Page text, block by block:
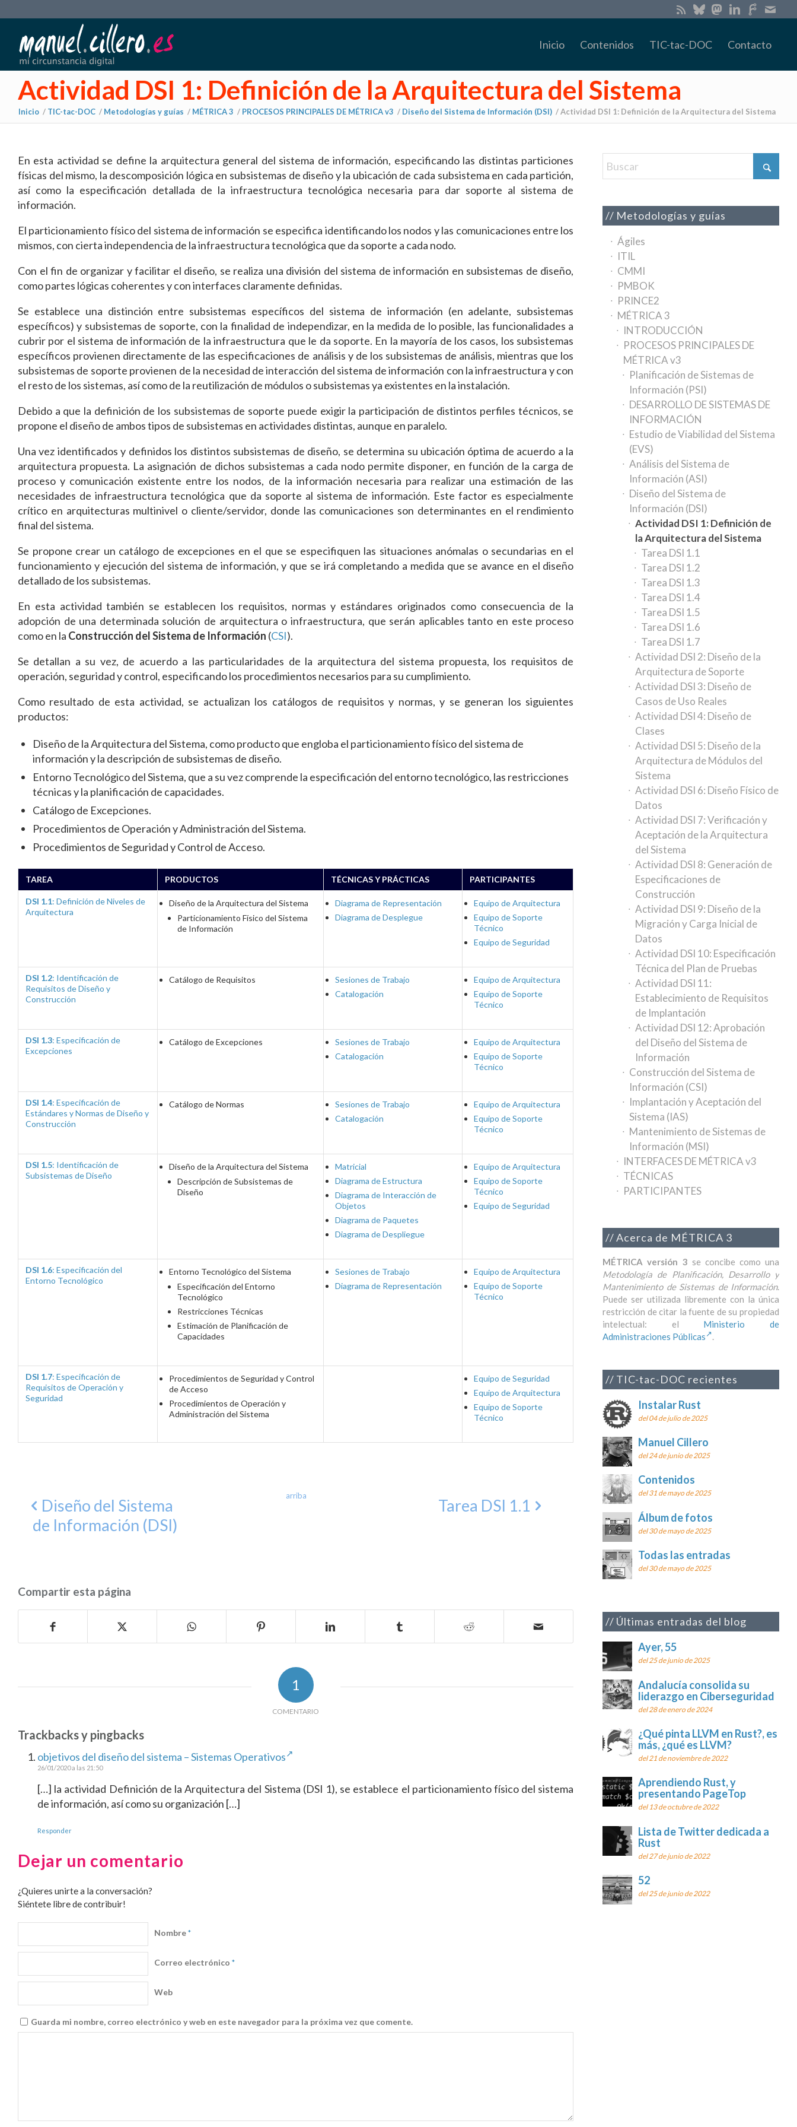
Inicio Contenidos TIC-tac-DOC Contacto
Actividad DSI 1: Definición de la Arquitectura del Sistema
Inicio / TIC-tac-DOC / Metodologías y guías / MÉTRICA 3 / PROCESOS PRINCIPALES DE MÉTRICA v3 / Diseño del Sistema de Información (DSI) /Actividad DSI 1: Definición de la Arquitectura del Sistema
En esta actividad se define la arquitectura general del sistema de información, especificando las distintas particiones
físicas del mismo, la descomposición lógica en subsistemas de diseño y la ubicación de cada subsistema en cada partición,
así como la especificación detallada de la infraestructura tecnológica necesaria para dar soporte al sistema de
información.
El particionamiento físico del sistema de información se especifica identificando los nodos y las comunicaciones entre los
mismos, con cierta independencia de la infraestructura tecnológica que da soporte a cada nodo.
Con el fin de organizar y facilitar el diseño, se realiza una división del sistema de información en subsistemas de diseño,
como partes lógicas coherentes y con interfaces claramente definidas.
Se establece una distinción entre subsistemas específicos del sistema de información (en adelante, subsistemas
específicos) y subsistemas de soporte, con la finalidad de independizar, en la medida de lo posible, las funcionalidades a
cubrir por el sistema de información de la infraestructura que le da soporte. En la mayoría de los casos, los subsistemas
específicos provienen directamente de las especificaciones de análisis y de los subsistemas de análisis, mientras que los
subsistemas de soporte provienen de la necesidad de interacción del sistema de información con la infraestructura y con
el resto de los sistemas, así como de la reutilización de módulos o subsistemas ya existentes en la instalación.
Debido a que la definición de los subsistemas de soporte puede exigir la participación de distintos perfiles técnicos, se
propone el diseño de ambos tipos de subsistemas en actividades distintas, aunque en paralelo.
Una vez identificados y definidos los distintos subsistemas de diseño, se determina su ubicación óptima de acuerdo a la
arquitectura propuesta. La asignación de dichos subsistemas a cada nodo permite disponer, en función de la carga de
proceso y comunicación existente entre los nodos, de la información necesaria para realizar una estimación de las
necesidades de infraestructura tecnológica que da soporte al sistema de información. Este factor es especialmente
crítico en arquitecturas multinivel o cliente/servidor, donde las comunicaciones son determinantes en el rendimiento
final del sistema.
Se propone crear un catálogo de excepciones en el que se especifiquen las situaciones anómalas o secundarias en el
funcionamiento y ejecución del sistema de información, y que se irá completando a medida que se avance en el diseño
detallado de los subsistemas.
En esta actividad también se establecen los requisitos, normas y estándares originados como consecuencia de la
adopción de una determinada solución de arquitectura o infraestructura, que serán aplicables tanto en este proceso
como en la Construcción del Sistema de Información (CSI).
Se detallan a su vez, de acuerdo a las particularidades de la arquitectura del sistema propuesta, los requisitos de
operación, seguridad y control, especificando los procedimientos necesarios para su cumplimiento.
Como resultado de esta actividad, se actualizan los catálogos de requisitos y normas, y se generan los siguientes
productos:
Diseño de la Arquitectura del Sistema, como producto que engloba el particionamiento físico del sistema de
información y la descripción de subsistemas de diseño.
Entorno Tecnológico del Sistema, que a su vez comprende la especificación del entorno tecnológico, las restricciones
técnicas y la planificación de capacidades.
Catálogo de Excepciones.
Procedimientos de Operación y Administración del Sistema.
Procedimientos de Seguridad y Control de Acceso.
TAREA PRODUCTOS TÉCNICAS Y PRÁCTICAS PARTICIPANTES
DSI 1.1: Definición de Niveles de
Arquitectura
Diseño de la Arquitectura del Sistema
Particionamiento Físico del Sistema
de Información
Diagrama de Representación
Diagrama de Desplegue
Equipo de Arquitectura
Equipo de Soporte
Técnico
Equipo de Seguridad
DSI 1.2: Identificación de
Requisitos de Diseño y
Construcción
Catálogo de Requisitos
Sesiones de Trabajo
Catalogación
Equipo de Arquitectura
Equipo de Soporte
Técnico
DSI 1.3: Especificación de
Excepciones
Catálogo de Excepciones
Sesiones de Trabajo
Catalogación
Equipo de Arquitectura
Equipo de Soporte
Técnico
DSI 1.4: Especificación de
Estándares y Normas de Diseño y
Construcción
Catálogo de Normas
Sesiones de Trabajo
Catalogación
Equipo de Arquitectura
Equipo de Soporte
Técnico
DSI 1.5: Identificación de
Subsistemas de Diseño
Diseño de la Arquitectura del Sistema
Descripción de Subsistemas de
Diseño
Matricial
Diagrama de Estructura
Diagrama de Interacción de
Objetos
Diagrama de Paquetes
Diagrama de Despliegue
Equipo de Arquitectura
Equipo de Soporte
Técnico
Equipo de Seguridad
DSI 1.6: Especificación del
Entorno Tecnológico
Entorno Tecnológico del Sistema
Especificación del Entorno
Tecnológico
Restricciones Técnicas
Estimación de Planificación de
Capacidades
Sesiones de Trabajo
Diagrama de Representación
Equipo de Arquitectura
Equipo de Soporte
Técnico
DSI 1.7: Especificación de
Requisitos de Operación y
Seguridad
Procedimientos de Seguridad y Control
de Acceso
Procedimientos de Operación y
Administración del Sistema
Equipo de Seguridad
Equipo de Arquitectura
Equipo de Soporte
Técnico
Diseño del Sistema
de Información (DSI)
arriba Tarea DSI 1.1
Compartir esta página
1
COMENTARIO
Trackbacks y pingbacks
objetivos del diseño del sistema – Sistemas Operativos
26/01/2020 a las 21:50
[…] la actividad Definición de la Arquitectura del Sistema (DSI 1), se establece el particionamiento físico del sistema
de información, así como su organización […]
Responder
Dejar un comentario
¿Quieres unirte a la conversación?
Siéntete libre de contribuir!
Nombre*
Correo electrónico *
Web
Guarda mi nombre, correo electrónico y web en este navegador para la próxima vez que comente.
Metodologías y guías
Ágiles
ITIL
CMMI
PMBOK
PRINCE2
MÉTRICA 3
INTRODUCCIÓN
PROCESOS PRINCIPALES DE
MÉTRICA v3
Planificación de Sistemas de
Información (PSI)
DESARROLLO DE SISTEMAS DE
INFORMACIÓN
Estudio de Viabilidad del Sistema
(EVS)
Análisis del Sistema de
Información (ASI)
Diseño del Sistema de
Información (DSI)
Actividad DSI 1: Definición de
la Arquitectura del Sistema
Tarea DSI 1.1
Tarea DSI 1.2
Tarea DSI 1.3
Tarea DSI 1.4
Tarea DSI 1.5
Tarea DSI 1.6
Tarea DSI 1.7
Actividad DSI 2: Diseño de la
Arquitectura de Soporte
Actividad DSI 3: Diseño de
Casos de Uso Reales
Actividad DSI 4: Diseño de
Clases
Actividad DSI 5: Diseño de la
Arquitectura de Módulos del
Sistema
Actividad DSI 6: Diseño Físico de
Datos
Actividad DSI 7: Verificación y
Aceptación de la Arquitectura
del Sistema
Actividad DSI 8: Generación de
Especificaciones de
Construcción
Actividad DSI 9: Diseño de la
Migración y Carga Inicial de
Datos
Actividad DSI 10: Especificación
Técnica del Plan de Pruebas
Actividad DSI 11:
Establecimiento de Requisitos
de Implantación
Actividad DSI 12: Aprobación
del Diseño del Sistema de
Información
Construcción del Sistema de
Información (CSI)
Implantación y Aceptación del
Sistema (IAS)
Mantenimiento de Sistemas de
Información (MSI)
INTERFACES DE MÉTRICA v3
TÉCNICAS
PARTICIPANTES
Acerca de MÉTRICA 3
MÉTRICA versión 3 se concibe como una
Metodología de Planificación, Desarrollo y
Mantenimiento de Sistemas de Información.
Puede ser utilizada libremente con la única
restricción de citar la fuente de su propiedad
intelectual: el Ministerio de
Administraciones Públicas
.
TIC-tac-DOC recientes
Instalar Rust
del 04 de julio de 2025
Manuel Cillero
del 24 de junio de 2025
Contenidos
del 31 de mayo de 2025
Álbum de fotos
del 30 de mayo de 2025
Todas las entradas
del 30 de mayo de 2025
Últimas entradas del blog
Ayer, 55
del 25 de junio de 2025
Andalucía consolida su
liderazgo en Ciberseguridad
del 28 de enero de 2024
¿Qué pinta LLVM en Rust?, es
más, ¿qué es LLVM?
del 21 de noviembre de 2022
Aprendiendo Rust, y
presentando PageTop
del 13 de octubre de 2022
Lista de Twitter dedicada a
Rust
del 27 de junio de 2022
52
del 25 de junio de 2022